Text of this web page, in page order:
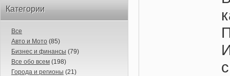
Категории
Все
Авто и Мото (85)
Бизнес и финансы (79)
Все обо всем (198)
Города и регионы (21)